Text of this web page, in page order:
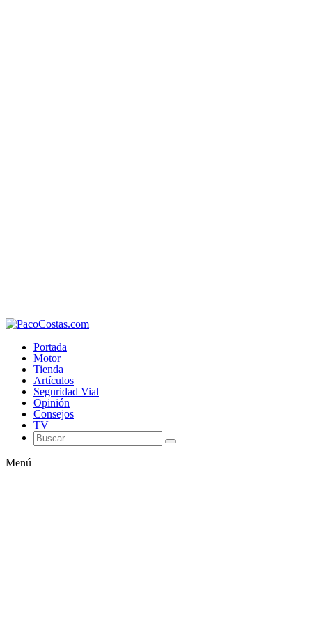
Portada
Motor
Tienda
Artículos
Seguridad Vial
Opinión
Consejos
TV
Menú